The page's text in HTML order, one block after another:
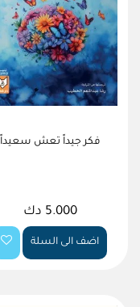
فكر جيداً تعش سعيداً
5.000 دك
اضف الى السلة